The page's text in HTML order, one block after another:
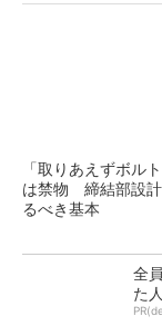
「取りあえずボル
は禁物 締結部設計
るべき基本
全
た